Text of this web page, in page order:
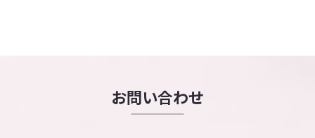
お問い合わせ